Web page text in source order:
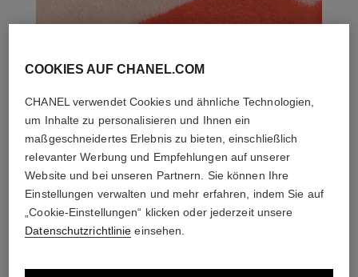
COOKIES AUF CHANEL.COM
CHANEL verwendet Cookies und ähnliche Technologien,
um Inhalte zu personalisieren und Ihnen ein
maßgeschneidertes Erlebnis zu bieten, einschließlich
relevanter Werbung und Empfehlungen auf unserer
Website und bei unseren Partnern. Sie können Ihre
Einstellungen verwalten und mehr erfahren, indem Sie auf
„Cookie-Einstellungen“ klicken oder jederzeit unsere
Datenschutzrichtlinie einsehen.